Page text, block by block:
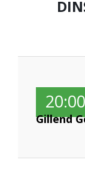
20:00
Gillend